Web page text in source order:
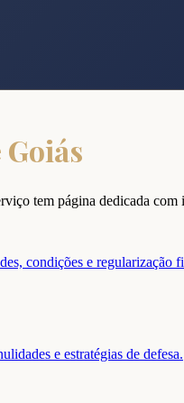
tem página dedicada com
condições e regularização
e estratégias de defesa.